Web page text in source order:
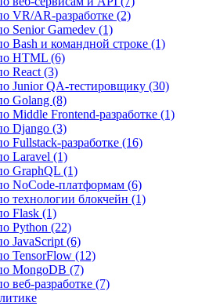
VR/AR‑разработке (2)
Senior Gamedev (1)
Bash и командной строке (1)
HTML (6)
React (3)
Junior QA-тестировщику (30)
Golang (8)
Middle Frontend-разработке (1)
Django (3)
Fullstack‑разработке (16)
Laravel (1)
GraphQL (1)
NoCode‑платформам (6)
технологии блокчейн (1)
Flask (1)
Python (22)
JavaScript (6)
TensorFlow (12)
MongoDB (7)
веб‑разработке (7)